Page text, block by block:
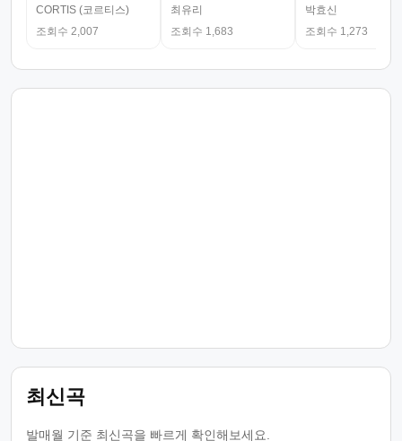
CORTIS (코르티스)
조회수 2,007
최유리
조회수 1,683
박효신
조회수 1,273
최신곡
발매월 기준 최신곡을 빠르게 확인해보세요.